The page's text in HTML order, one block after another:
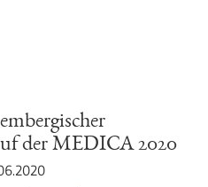
der MEDICA 2020